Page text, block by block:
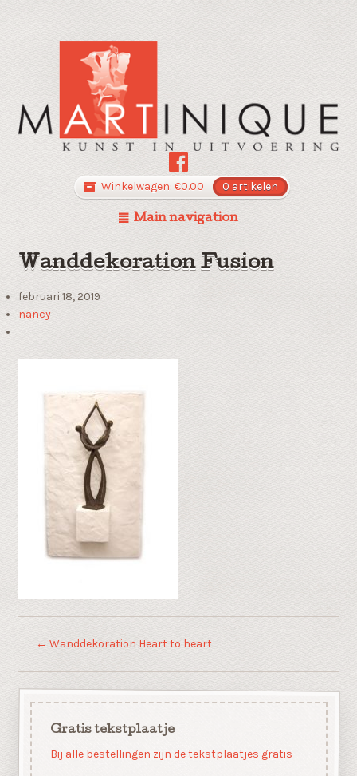
Winkelwagen: €0.00 0 artikelen
Main navigation
Wanddekoration Fusion
februari 18, 2019
nancy
← Wanddekoration Heart to heart
Gratis tekstplaatje
Bij alle bestellingen zijn de tekstplaatjes gratis